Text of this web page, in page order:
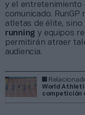
y el entretenimiento
comunicado.
atletas de élite, sino
running y equipos
permitirán atraer
audiencia.
World
competición